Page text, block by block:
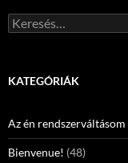
Keresés:
KATEGÓRIÁK
Az én rendszerváltásom
Bienvenue! (48)